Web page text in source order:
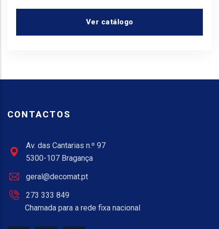
Ver catálogo
CONTACTOS
Av. das Cantarias n.º 97
5300-107 Bragança
geral@decomat.pt
273 333 849
Chamada para a rede fixa nacional